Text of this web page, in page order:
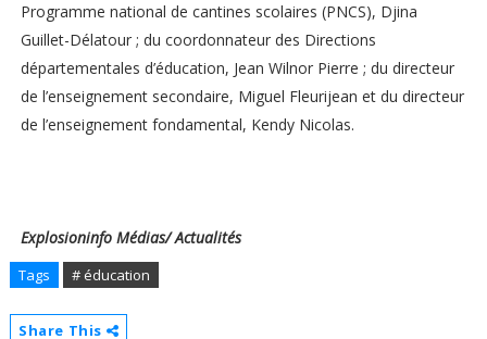
Programme national de cantines scolaires (PNCS), Djina
Guillet-Délatour ; du coordonnateur des Directions
départementales d’éducation, Jean Wilnor Pierre ; du directeur
de l’enseignement secondaire, Miguel Fleurijean et du directeur
de l’enseignement fondamental, Kendy Nicolas.
Explosioninfo Médias/ Actualités
Tags # éducation
Share This